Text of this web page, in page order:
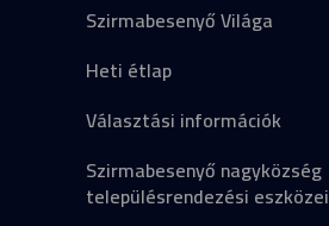
Szirmabesenyő Világa
Heti étlap
Választási információk
Szirmabesenyő nagyközség
településrendezési eszközei